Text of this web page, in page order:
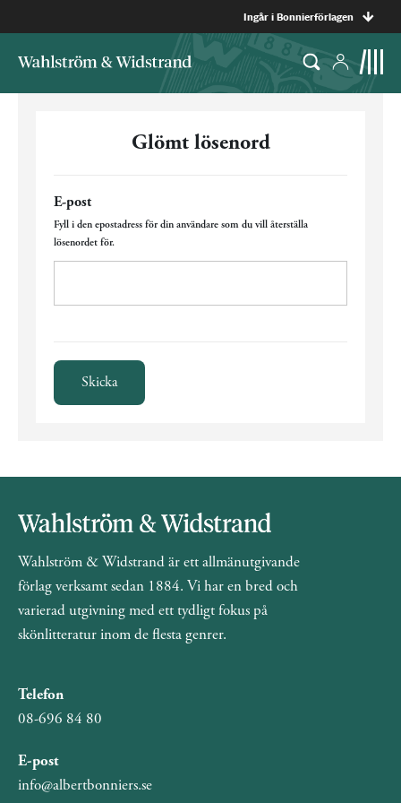
Ingår i Bonnierförlagen
Glömt lösenord
E-post
Fyll i den epostadress för din användare som du vill återställa
lösenordet för.
Skicka
Wahlström & Widstrand är ett allmänutgivande
förlag verksamt sedan 1884. Vi har en bred och
varierad utgivning med ett tydligt fokus på
skönlitteratur inom de flesta genrer.
Telefon
08-696 84 80
E-post
info@albertbonniers.se